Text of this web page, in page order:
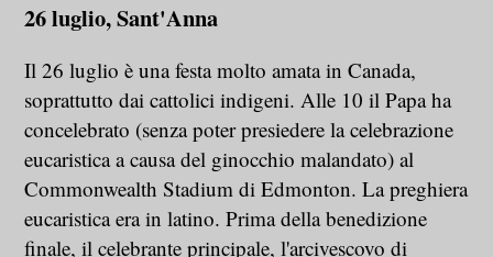
26 luglio, Sant'Anna
Il 26 luglio è una festa molto amata in Canada,
soprattutto dai cattolici indigeni. Alle 10 il Papa ha
concelebrato (senza poter presiedere la celebrazione
eucaristica a causa del ginocchio malandato) al
Commonwealth Stadium di Edmonton. La preghiera
eucaristica era in latino. Prima della benedizione
finale, il celebrante principale, l'arcivescovo di